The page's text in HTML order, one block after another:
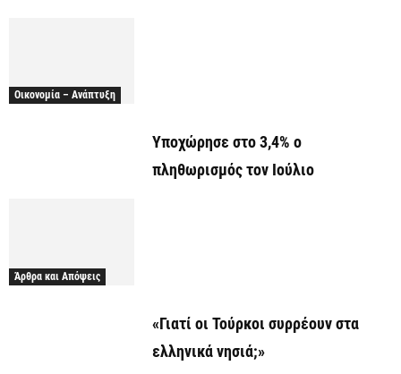
Οικονομία – Ανάπτυξη
Υποχώρησε στο 3,4% ο
πληθωρισμός τον Ιούλιο
Άρθρα και Απόψεις
«Γιατί οι Τούρκοι συρρέουν στα
ελληνικά νησιά;»